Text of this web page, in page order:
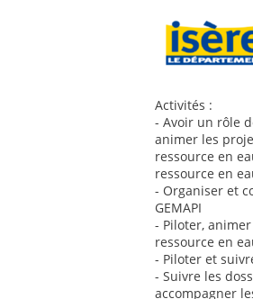
Activités :
- Avoir un rôle
animer les
ressource en
ressource en
- Organiser et
GEMAPI
- Piloter,
ressource en
- Piloter et
- Suivre les
accompagner